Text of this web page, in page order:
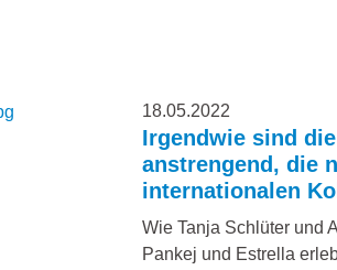
18.05.2022
Irgendwie sind
anstrengend, die
internationalen
Wie Tanja Schlüter und
Pankej und Estrella